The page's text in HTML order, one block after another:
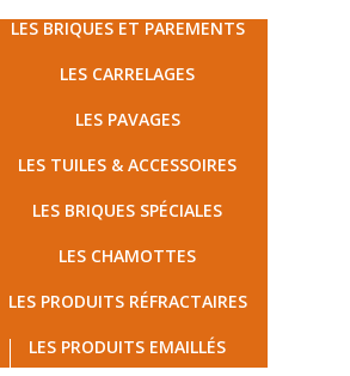
LES BRIQUES ET PAREMENTS
LES CARRELAGES
LES PAVAGES
LES TUILES & ACCESSOIRES
LES BRIQUES SPÉCIALES
LES CHAMOTTES
LES PRODUITS RÉFRACTAIRES
LES PRODUITS EMAILLÉS